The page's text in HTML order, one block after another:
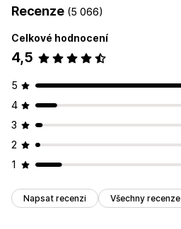
Počty impresí
Recenze (5 066)
Celkové hodnocení
4,5
5
4
3
2
1
Napsat recenzi Všechny recenze